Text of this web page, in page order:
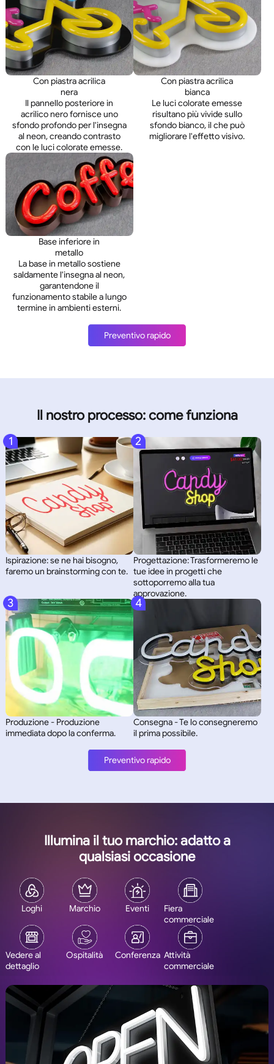
Con piastra acrilica
nera
Il pannello posteriore in
acrilico nero fornisce uno
sfondo profondo per l'insegna
al neon, creando contrasto
con le luci colorate emesse.
Con piastra acrilica
bianca
Le luci colorate emesse
risultano più vivide sullo
sfondo bianco, il che può
migliorare l'effetto visivo.
Base inferiore in
metallo
La base in metallo sostiene
saldamente l'insegna al neon,
garantendone il
funzionamento stabile a lungo
termine in ambienti esterni.
Preventivo rapido
Il nostro processo: come funziona
Ispirazione: se ne hai bisogno,
faremo un brainstorming con te.
1
Progettazione: Trasformeremo le
tue idee in progetti che
sottoporremo alla tua
approvazione.
2
Produzione - Produzione
immediata dopo la conferma.
3
Consegna - Te lo consegneremo
il prima possibile.
4
Preventivo rapido
Illumina il tuo marchio: adatto a
qualsiasi occasione
Loghi Marchio Eventi
Fiera
commerciale
Vedere al
dettaglio
Ospitalità Conferenza Attività
commerciale